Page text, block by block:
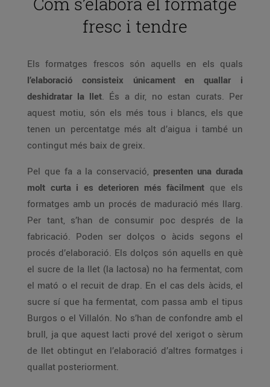
fresc i tendre
Els formatges frescos són aquells en els quals
l’elaboració consisteix únicament en quallar i
deshidratar la llet. És a dir, no estan curats. Per
aquest motiu, són els més tous i blancs, els que
tenen un percentatge més alt d’aigua i també un
contingut més baix de greix.
Pel que fa a la conservació, presenten una durada
molt curta i es deterioren més fàcilment que els
formatges amb un procés de maduració més llarg.
Per tant, s’han de consumir poc després de la
fabricació. Poden ser dolços o àcids segons el
procés d’elaboració. Els dolços són aquells en què
el sucre de la llet (la lactosa) no ha fermentat, com
el mató o el recuit de drap. En el cas dels àcids, el
sucre sí que ha fermentat, com passa amb el tipus
Burgos o el Villalón. No s’han de confondre amb el
brull, ja que aquest lacti prové del xerigot o sèrum
de llet obtingut en l’elaboració d’altres formatges i
quallat posteriorment.